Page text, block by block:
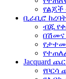
የልጆች
ቢራቢሮ ከረባት
ብጁ
በሽመና
የታተመ
Jacquard
የቦርሳ